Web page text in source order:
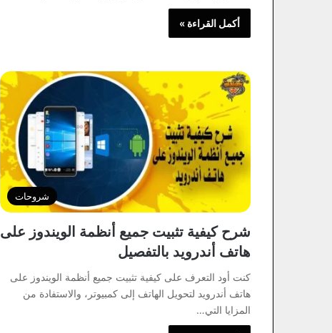
أكمل القراءة »
شروحات
شرح كيفية تثبيت جميع أنظمة الويندوز على
هاتف أندرويد بالتفصيل
كنت أود التعرف على كيفية تثبيت جميع أنظمة الويندوز على
هاتف أندرويد لتحويل الهاتف إلى كمبيوتر، والاستفادة من
المزايا التي…